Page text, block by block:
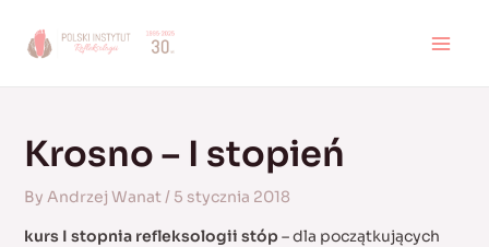
Krosno – I stopień
By Andrzej Wanat/ 5 stycznia 2018
kurs I stopnia refleksologii stóp– dla początkujących